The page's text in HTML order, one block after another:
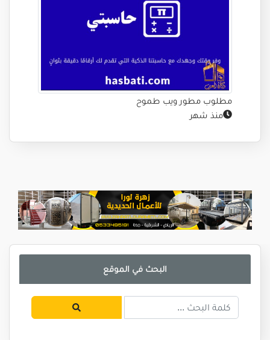
مطلوب مطور ويب طموح
منذ شهر
البحث في الموقع